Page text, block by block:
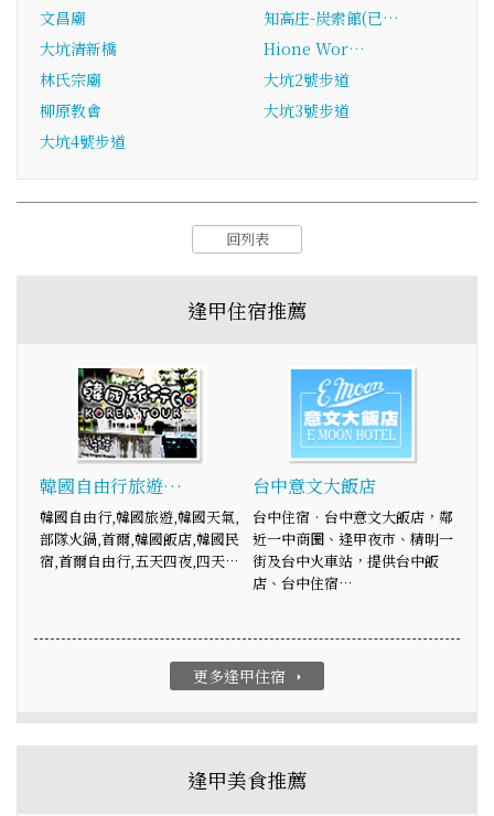
文昌廟
知高庄-炭索館(已…
大坑清新橋
Hione Wor…
林氏宗廟
大坑2號步道
柳原教會
大坑3號步道
大坑4號步道
回列表
逢甲住宿推薦
韓國自由行旅遊…
韓國自由行,韓國旅遊,韓國天氣,
部隊火鍋,首爾,韓國飯店,韓國民
宿,首爾自由行,五天四夜,四天…
台中意文大飯店
台中住宿‧台中意文大飯店，鄰
近一中商圈、逢甲夜市、精明一
街及台中火車站，提供台中飯
店、台中住宿…
更多逢甲住宿 arrow_right
逢甲美食推薦